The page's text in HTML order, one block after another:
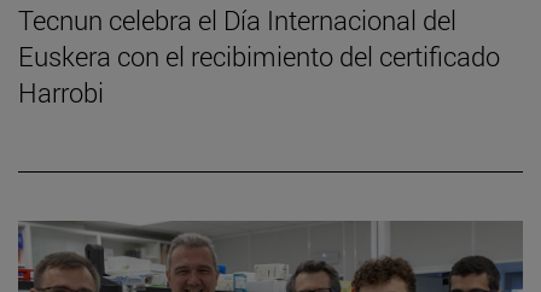
Tecnun celebra el Día Internacional del
Euskera con el recibimiento del certificado
Harrobi